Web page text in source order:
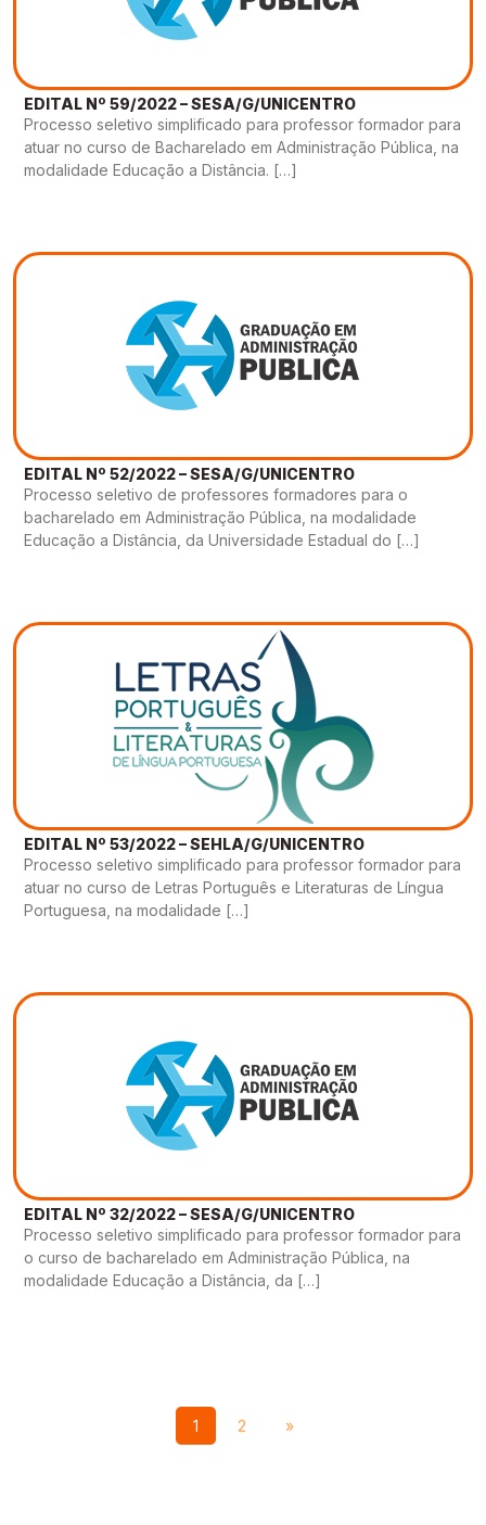
EDITAL Nº 59/2022 – SESA/G/UNICENTRO
Processo seletivo simplificado para professor formador para
atuar no curso de Bacharelado em Administração Pública, na
modalidade Educação a Distância. […]
EDITAL Nº 52/2022 – SESA/G/UNICENTRO
Processo seletivo de professores formadores para o
bacharelado em Administração Pública, na modalidade
Educação a Distância, da Universidade Estadual do […]
EDITAL Nº 53/2022 – SEHLA/G/UNICENTRO
Processo seletivo simplificado para professor formador para
atuar no curso de Letras Português e Literaturas de Língua
Portuguesa, na modalidade […]
EDITAL Nº 32/2022 – SESA/G/UNICENTRO
Processo seletivo simplificado para professor formador para
o curso de bacharelado em Administração Pública, na
modalidade Educação a Distância, da […]
1 2 »